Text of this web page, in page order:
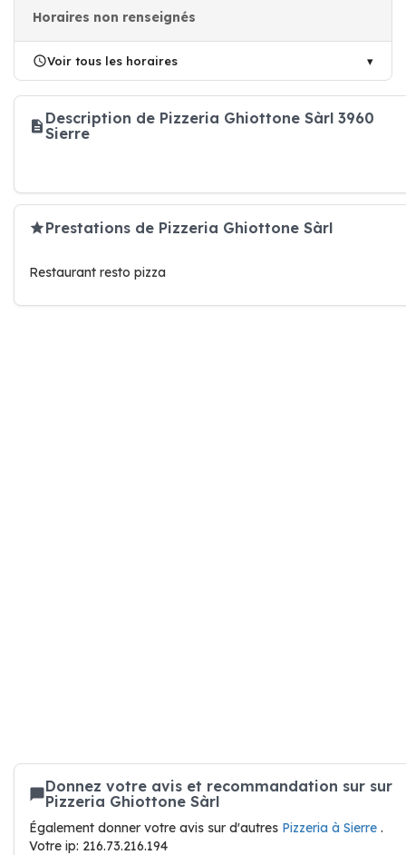
Horaires non renseignés
Voir tous les horaires
Description de Pizzeria Ghiottone Sàrl 3960
Sierre
Prestations de Pizzeria Ghiottone Sàrl
Restaurant resto pizza
Donnez votre avis et recommandation sur sur
Pizzeria Ghiottone Sàrl
Également donner votre avis sur d'autres Pizzeria à Sierre .
Votre ip: 216.73.216.194